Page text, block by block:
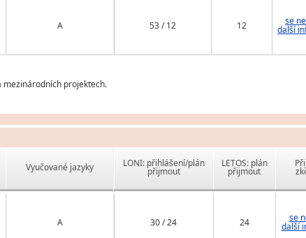
A 53 / 12 12 se
další
mezinárodních projektech.
Vyučované jazyky
A
LONI: přihlášení/plán
přijmout
LETOS: plán
přijmout
30 / 24 24 se
další